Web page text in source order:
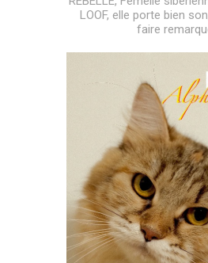
LOOF, elle porte bien
faire